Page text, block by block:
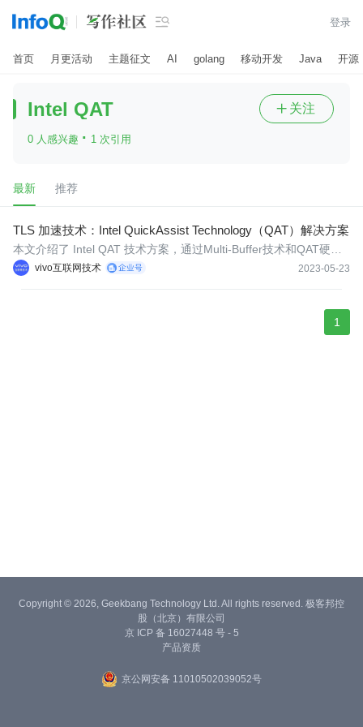
 登录
首页 月更活动 主题征文 AI golang 移动开发 Java 开源
Intel QAT
0 人感兴趣 · 1 次引用
 关注
最新 推荐
TLS 加速技术：Intel QuickAssist Technology（QAT）解决方案
vivo互联网技术 2023-05-23
本文介绍了 Intel QAT 技术方案，通过Multi-Buffer技术和QAT硬件
加速卡的两种方式实现对TLS的加速。
1
Copyright © 2026, Geekbang Technology Ltd. All rights reserved. 极客邦控
股（北京）有限公司
京 ICP 备 16027448 号 - 5
产品资质
京公网安备 11010502039052号